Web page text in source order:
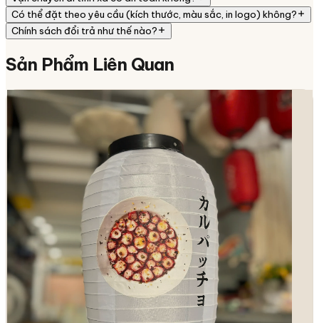
Có thể đặt theo yêu cầu (kích thước, màu sắc, in logo) không?
Chính sách đổi trả như thế nào?
Sản Phẩm Liên Quan